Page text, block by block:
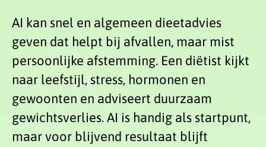
AI kan snel en algemeen dieetadvies
geven dat helpt bij afvallen, maar mist
persoonlijke afstemming. Een diëtist kijkt
naar leefstijl, stress, hormonen en
gewoonten en adviseert duurzaam
gewichtsverlies. AI is handig als startpunt,
maar voor blijvend resultaat blijft